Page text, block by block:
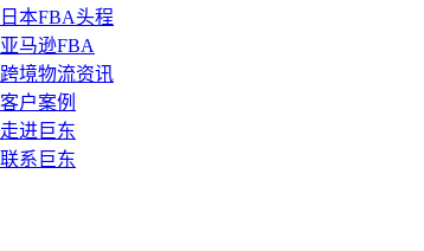
日本FBA头程
亚马逊FBA
跨境物流资讯
客户案例
走进巨东
联系巨东